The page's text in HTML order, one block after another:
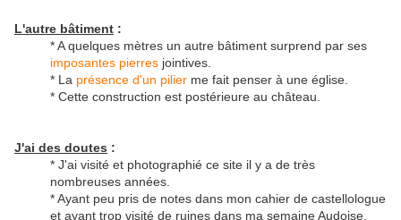
L'autre bâtiment :
* A quelques mètres un autre bâtiment surprend par ses
imposantes pierres jointives.
* La présence d'un pilier me fait penser à une église.
* Cette construction est postérieure au château.
J'ai des doutes :
* J'ai visité et photographié ce site il y a de très
nombreuses années.
* Ayant peu pris de notes dans mon cahier de castellologue
et ayant trop visité de ruines dans ma semaine Audoise,